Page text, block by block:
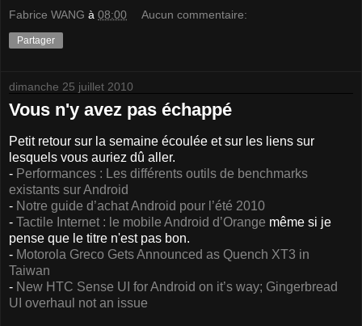
Fabrice WANG à 08:00 Aucun commentaire:
Partager
dimanche 25 juillet 2010
Vous n'y avez pas échappé
Petit retour sur la semaine écoulée et sur les liens sur
lesquels vous auriez dû aller.
- Performances : Les différents outils de benchmarks
existants sur Android
- Notre guide d’achat Android pour l’été 2010
- Tactile Internet : le mobile Android d’Orange même si je
pense que le titre n'est pas bon.
- Motorola Greco Gets Announced as Quench XT3 in
Taiwan
- New HTC Sense UI for Android on it’s way; Gingerbread
UI overhaul not an issue